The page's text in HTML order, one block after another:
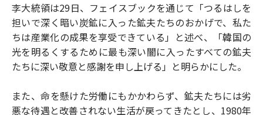
李大統領は29日、フェイスブックを通じて「つるはしを
担いで深く暗い炭鉱に入った鉱夫たちのおかげで、私た
ちは産業化の成果を享受できている」と述べ、「韓国の
光を明るくするために最も深い闇に入ったすべての鉱夫
たちに深い敬意と感謝を申し上げる」と明らかにした。
また、命を懸けた労働にもかかわらず、鉱夫たちには劣
悪な待遇と改善されない生活が戻ってきたとし、1980年